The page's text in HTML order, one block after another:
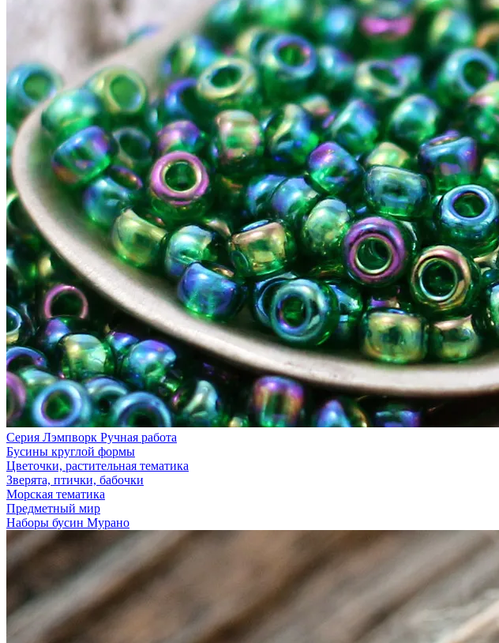
Серия Лэмпворк Ручная работа
Бусины круглой формы
Цветочки, растительная тематика
Зверята, птички, бабочки
Морская тематика
Предметный мир
Наборы бусин Мурано